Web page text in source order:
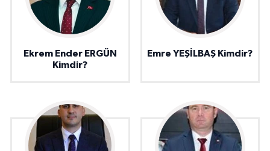
Ekrem Ender ERGÜN
Kimdir?
Emre YEŞİLBAŞ Kimdir?